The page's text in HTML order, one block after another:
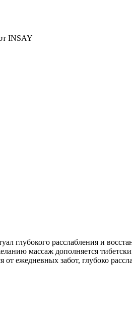
INSAY
глубокого расслабления и
массаж дополняется
ежедневных забот, глубоко